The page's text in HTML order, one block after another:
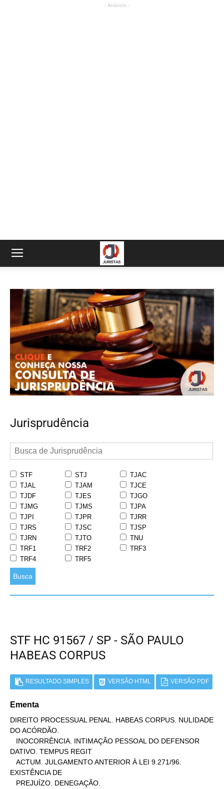
- Anúncio -
Jurisprudência
STF STJ
TJAC
TJAL
TJAM
TJCE
TJDF
TJES
TJGO
TJMG
TJMS
TJPA
TJPI
TJPR
TJRR
TJRS
TJSC
TJSP
TJRN
TJTO
TNU
TRF1
TRF2
TRF3
TRF4
TRF5
Busca
STF HC 91567 / SP - SÃO PAULO
HABEAS CORPUS
RESULTADO SIMPLES VERSÃO HTML VERSÃO PDF
Ementa
DIREITO PROCESSUAL PENAL. HABEAS CORPUS. NULIDADE
DO ACÓRDÃO.
DATIVO. TEMPUS REGIT
EXISTÊNCIA DE